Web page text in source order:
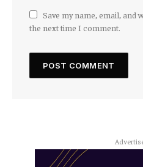
Save my name, email, and
the next time I comment.